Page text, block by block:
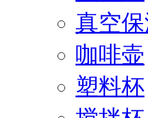
真空
咖啡壶
塑料杯